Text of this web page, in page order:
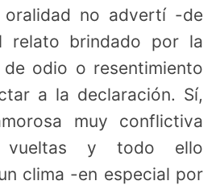
oralidad no advertí -de
relato brindado por la
odio o resentimiento
a la declaración. Sí,
muy conflictiva
y todo ello
clima -en especial por